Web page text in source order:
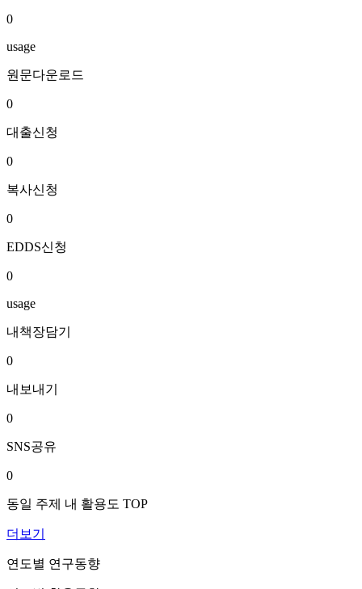
0
usage
원문다운로드
0
대출신청
0
복사신청
0
EDDS신청
0
usage
내책장담기
0
내보내기
0
SNS공유
0
동일 주제 내 활용도 TOP
더보기
연도별 연구동향